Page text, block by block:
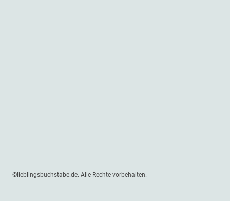
©lieblingsbuchstabe.de. Alle Rechte vorbehalten.